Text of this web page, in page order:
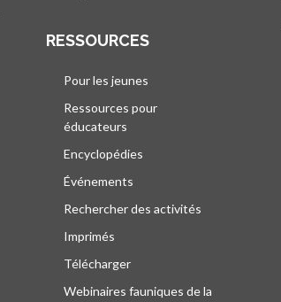
RESSOURCES
Pour les jeunes
Ressources pour
éducateurs
Encyclopédies
Événements
Rechercher des activités
Imprimés
Télécharger
Webinaires fauniques de la